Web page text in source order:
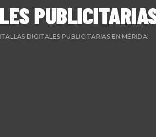
DIGITALES PUBLICITARIAS EN MÉRIDA!